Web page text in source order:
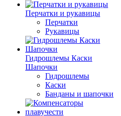
Перчатки и рукавицы
Перчатки
Рукавицы
Гидрошлемы Каски
Шапочки
Гидрошлемы
Каски
Банданы и шапочки